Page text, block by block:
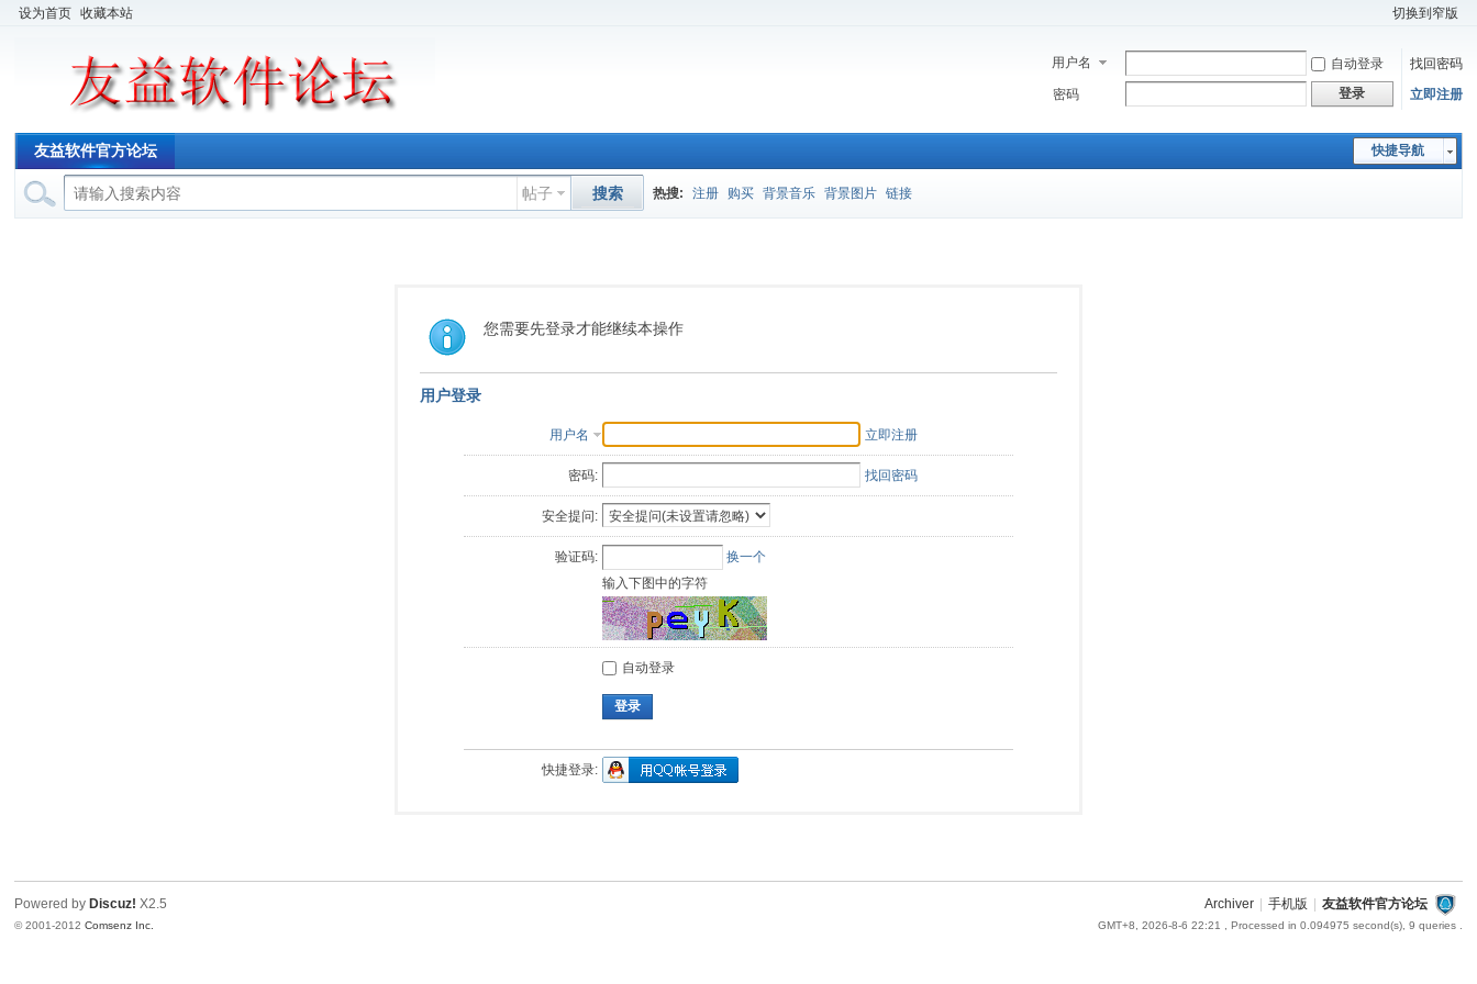
设为首页 收藏本站 切换到窄版
用户名 自动登录
找回密码
密码
登录 立即注册
快捷导航
友益软件官方论坛
帖子 搜索 热搜: 注册 购买 背景音乐 背景图片 链接
您需要先登录才能继续本操作
用户登录
用户名 立即注册
密码: 找回密码
安全提问:
验证码:
换一个
输入下图中的字符
自动登录
登录
快捷登录:
Archiver 手机版 友益软件官方论坛
GMT+8, 2026-8-6 22:21 , Processed in 0.094975 second(s), 9 queries .
Powered by Discuz! X2.5
© 2001-2012Comsenz Inc.